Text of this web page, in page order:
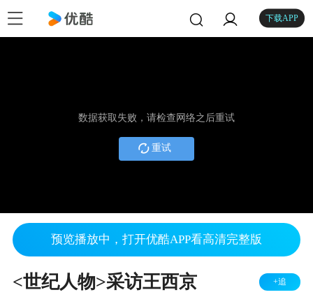
下载APP
数据获取失败，请检查网络之后重试
重试
预览播放中，打开优酷APP看高清完整版
<世纪人物>采访王西京 +追